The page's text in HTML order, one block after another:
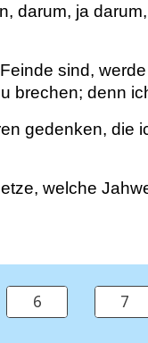
darum, ja
sind,
brechen; denn
gedenken,
welche
6 7